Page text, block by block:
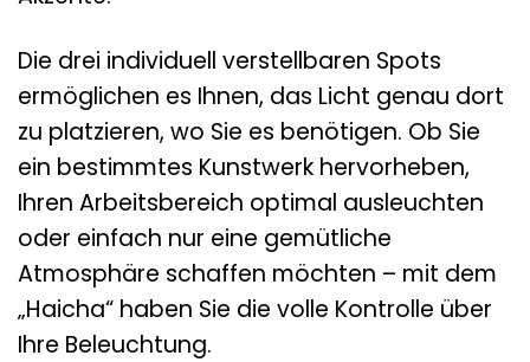
Die drei individuell verstellbaren Spots
ermöglichen es Ihnen, das Licht genau dort
zu platzieren, wo Sie es benötigen. Ob Sie
ein bestimmtes Kunstwerk hervorheben,
Ihren Arbeitsbereich optimal ausleuchten
oder einfach nur eine gemütliche
Atmosphäre schaffen möchten – mit dem
„Haicha“ haben Sie die volle Kontrolle über
Ihre Beleuchtung.